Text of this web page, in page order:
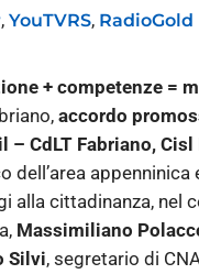
, YouTVRS, RadioGold
+ competenze =
accordo
CdLT Fabriano,
appenninica
cittadinanza, nel
Massimiliano
Silvi, segretario di